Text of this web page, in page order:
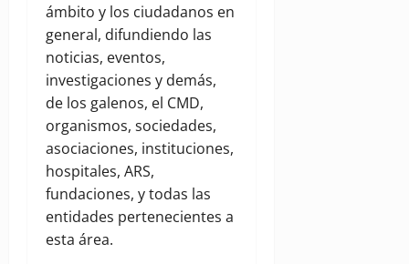
ámbito y los ciudadanos en
general, difundiendo las
noticias, eventos,
investigaciones y demás,
de los galenos, el CMD,
organismos, sociedades,
asociaciones, instituciones,
hospitales, ARS,
fundaciones, y todas las
entidades pertenecientes a
esta área.